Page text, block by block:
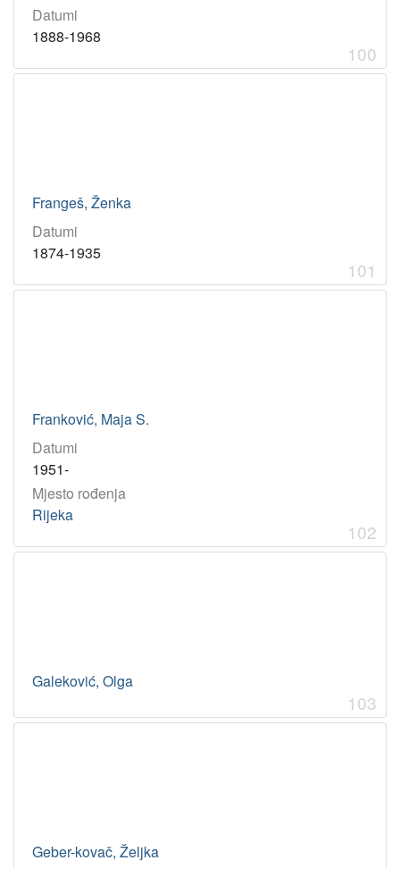
Datumi
1888-1968
100
Frangeš, Ženka
Datumi
1874-1935
101
Franković, Maja S.
Datumi
1951-
Mjesto rođenja
Rijeka
102
Galeković, Olga
103
Geber-kovač, Željka